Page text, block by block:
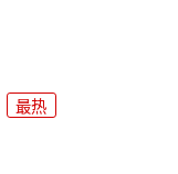
最热